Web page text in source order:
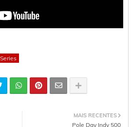
MAIS RECENTES
Pole Day Indy 500